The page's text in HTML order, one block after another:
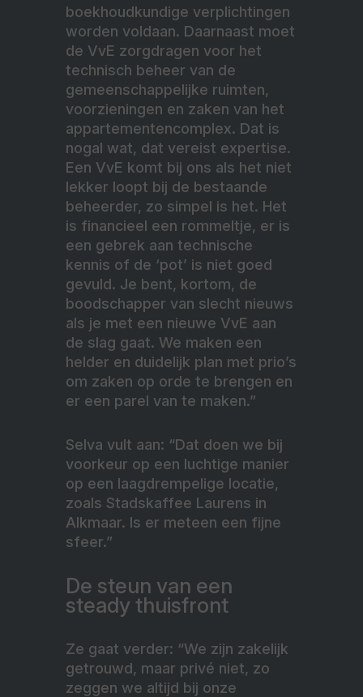
boekhoudkundige verplichtingen
worden voldaan. Daarnaast moet
de VvE zorgdragen voor het
technisch beheer van de
gemeenschappelijke ruimten,
voorzieningen en zaken van het
appartementencomplex. Dat is
nogal wat, dat vereist expertise.
Een VvE komt bij ons als het niet
lekker loopt bij de bestaande
beheerder, zo simpel is het. Het
is financieel een rommeltje, er is
een gebrek aan technische
kennis of de ‘pot’ is niet goed
gevuld. Je bent, kortom, de
boodschapper van slecht nieuws
als je met een nieuwe VvE aan
de slag gaat. We maken een
helder en duidelijk plan met prio’s
om zaken op orde te brengen en
er een parel van te maken.”
Selva vult aan: “Dat doen we bij
voorkeur op een luchtige manier
op een laagdrempelige locatie,
zoals Stadskaffee Laurens in
Alkmaar. Is er meteen een fijne
sfeer.”
De steun van een
steady thuisfront
Ze gaat verder: “We zijn zakelijk
getrouwd, maar privé niet, zo
zeggen we altijd bij onze